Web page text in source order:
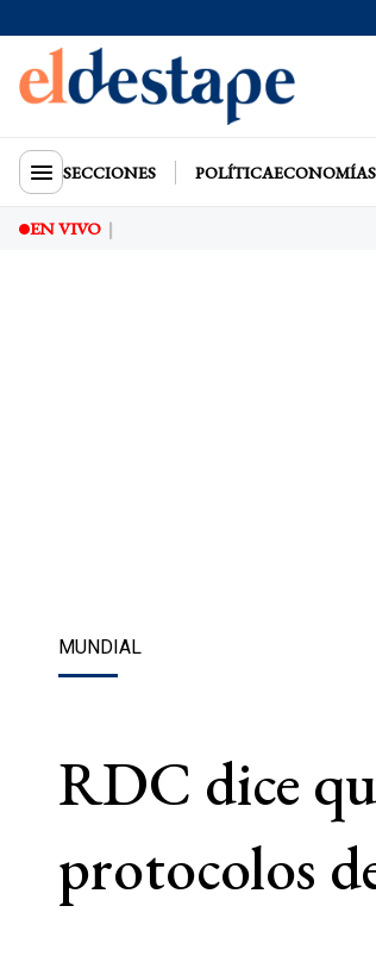
SECCIONES POLÍTICAECONOMÍA
EN VIVO
MUNDIAL
RDC dice
protocolos